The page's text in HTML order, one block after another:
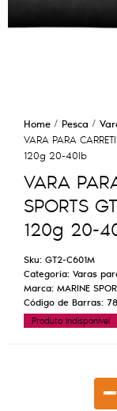
Home Pesca
VARA PARA
120g 20-40lb
VARA
SPORTS
120g 20-
Sku: GT2-C601M
Categoria: Varas
Marca: MARINE
Código de Barras:
Produto Indisponível